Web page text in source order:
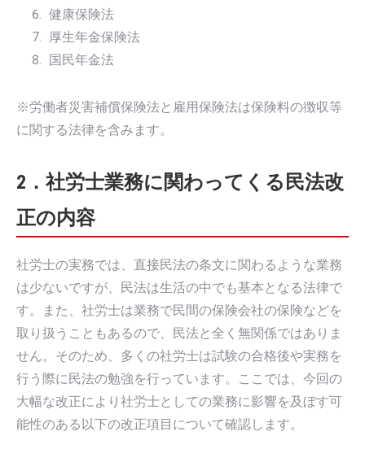
健康保険法
厚生年金保険法
国民年金法
※労働者災害補償保険法と雇用保険法は保険料の徴収等
に関する法律を含みます。
2．社労士業務に関わってくる民法改
正の内容
社労士の実務では、直接民法の条文に関わるような業務
は少ないですが、民法は生活の中でも基本となる法律で
す。また、社労士は業務で民間の保険会社の保険などを
取り扱うこともあるので、民法と全く無関係ではありま
せん。そのため、多くの社労士は試験の合格後や実務を
行う際に民法の勉強を行っています。ここでは、今回の
大幅な改正により社労士としての業務に影響を及ぼす可
能性のある以下の改正項目について確認します。